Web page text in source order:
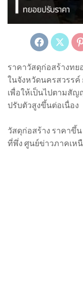
ราคาวัสดุก่อสร้างทย
ในจังหวัดนครสวรรค์
เพื่อให้เป็นไปตามสั
ปรับตัวสูงขึ้นต่อเนื่อง
วัสดุก่อสร้าง ราคาขึ้น
ที่พึ่ง ศูนย์ข่าวภาคเห